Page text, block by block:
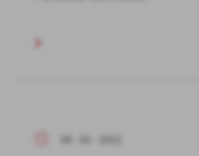
08 - 02 - 2022